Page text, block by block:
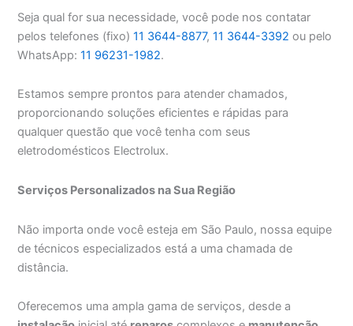
Seja qual for sua necessidade, você pode nos contatar
pelos telefones (fixo)11 3644-8877,11 3644-3392 ou pelo
WhatsApp:11 96231-1982.
Estamos sempre prontos para atender chamados,
proporcionando soluções eficientes e rápidas para
qualquer questão que você tenha com seus
eletrodomésticos Electrolux.
Serviços Personalizados na Sua Região
Não importa onde você esteja em São Paulo, nossa equipe
de técnicos especializados está a uma chamada de
distância.
Oferecemos uma ampla gama de serviços, desde a